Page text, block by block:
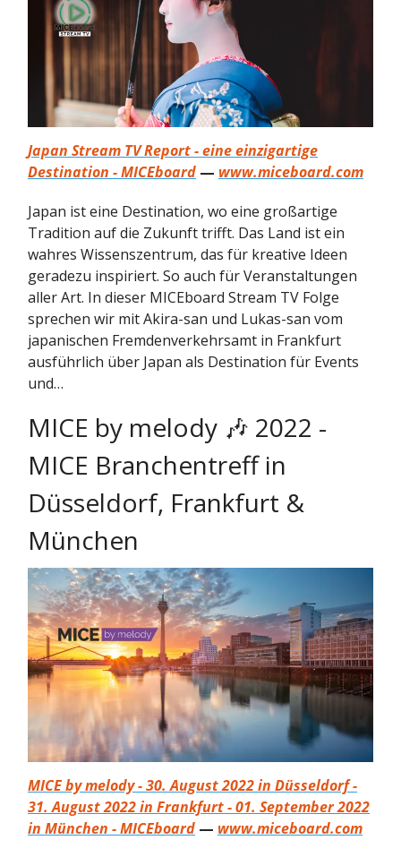
Japan Stream TV Report - eine einzigartige
Destination - MICEboard — www.miceboard.com
Japan ist eine Destination, wo eine großartige
Tradition auf die Zukunft trifft. Das Land ist ein
wahres Wissenszentrum, das für kreative Ideen
geradezu inspiriert. So auch für Veranstaltungen
aller Art. In dieser MICEboard Stream TV Folge
sprechen wir mit Akira-san und Lukas-san vom
japanischen Fremdenverkehrsamt in Frankfurt
ausführlich über Japan als Destination für Events
und…
MICE by melody 🎶 2022 -
MICE Branchentreff in
Düsseldorf, Frankfurt &
München
MICE by melody - 30. August 2022 in Düsseldorf -
31. August 2022 in Frankfurt - 01. September 2022
in München - MICEboard — www.miceboard.com